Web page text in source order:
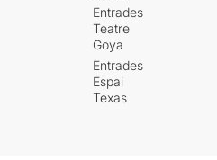
Entrades
Teatre
Goya
Entrades
Espai
Texas